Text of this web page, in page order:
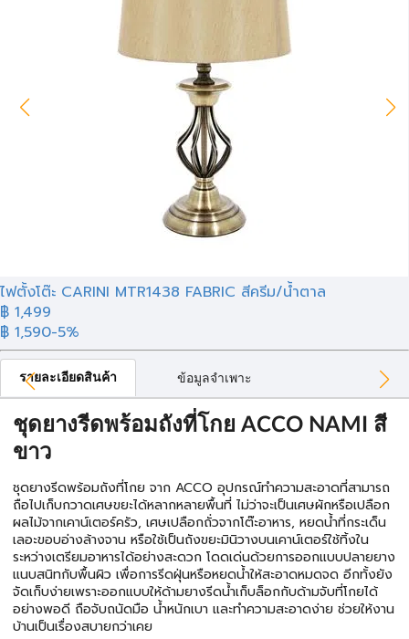
ไฟตั้งโต๊ะ CARINI MTR1438 FABRIC สีครีม/น้ำตาล
฿ 1,499
฿ 1,590-5%
รายละเอียดสินค้า ข้อมูลจำเพาะ
ชุดยางรีดพร้อมถังที่โกย ACCO NAMI สี
ขาว
ชุดยางรีดพร้อมถังที่โกย จาก ACCO อุปกรณ์ทำความสะอาดที่สามารถ
ถือไปเก็บกวาดเศษขยะได้หลากหลายพื้นที่ ไม่ว่าจะเป็นเศษผักหรือเปลือก
ผลไม้จากเคาน์เตอร์ครัว, เศษเปลือกถั่วจากโต๊ะอาหาร, หยดน้ำที่กระเด็น
เลอะขอบอ่างล้างจาน หรือใช้เป็นถังขยะมินิวางบนเคาน์เตอร์ใช้ทิ้งใน
ระหว่างเตรียมอาหารได้อย่างสะดวก โดดเด่นด้วยการออกแบบปลายยาง
แนบสนิทกับพื้นผิว เพื่อการรีดฝุ่นหรือหยดน้ำให้สะอาดหมดจด อีกทั้งยัง
จัดเก็บง่ายเพราะออกแบบให้ด้ามยางรีดน้ำเก็บล็อกกับด้ามจับที่โกยได้
อย่างพอดี ถือจับถนัดมือ น้ำหนักเบา และทำความสะอาดง่าย ช่วยให้งาน
บ้านเป็นเรื่องสบายกว่าเคย